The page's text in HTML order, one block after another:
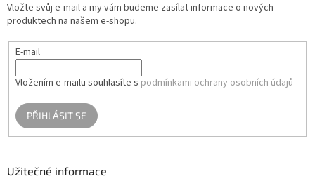
Vložte svůj e-mail a my vám budeme zasílat informace o nových
produktech na našem e-shopu.
E-mail
Vložením e-mailu souhlasíte s podmínkami ochrany osobních údajů
PŘIHLÁSIT SE
Užitečné informace